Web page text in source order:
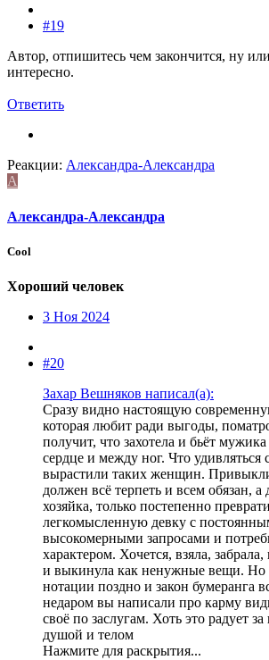
#19
Автор, отпишитесь чем закончится, ну
интересно.
Ответить
Реакции: Александра-Александра
А
Александра-Александра
Cool
Хороший человек
3 Ноя 2024
#20
Захар Вешняков написал(а):
Сразу видно настоящую
которая любит ради выгоды,
получит, что захотела и бьёт
сердце и между ног. Что удивляться
вырастили таких женщин.
должен всё терпеть и всем обязан, а
хозяйка, только постепенно
легкомысленную девку с
высокомерными запросами и
характером. Хочется, взяла, забрала,
и выкинула как ненужные вещи. Но
нотации поздно и закон бумеранга
недаром вы написали про карму
своё по заслугам. Хоть это радует за
душой и телом
Нажмите для раскрытия...